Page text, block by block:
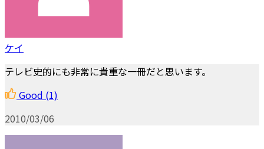
ケイ
テレビ史的にも非常に貴重な一冊だと思います。
Good (1)
2010/03/06